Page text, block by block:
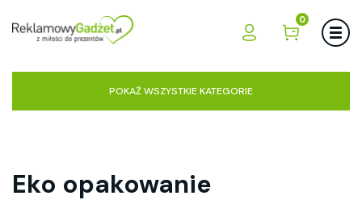
0
POKAŻ WSZYSTKIE KATEGORIE
Eko opakowanie